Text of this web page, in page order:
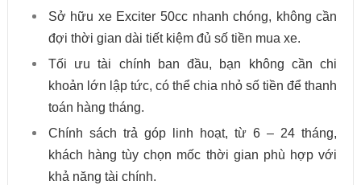
Sở hữu xe Exciter 50cc nhanh chóng, không cần
đợi thời gian dài tiết kiệm đủ số tiền mua xe.
Tối ưu tài chính ban đầu, bạn không cần chi
khoản lớn lập tức, có thể chia nhỏ số tiền để thanh
toán hàng tháng.
Chính sách trả góp linh hoạt, từ 6 – 24 tháng,
khách hàng tùy chọn mốc thời gian phù hợp với
khả năng tài chính.